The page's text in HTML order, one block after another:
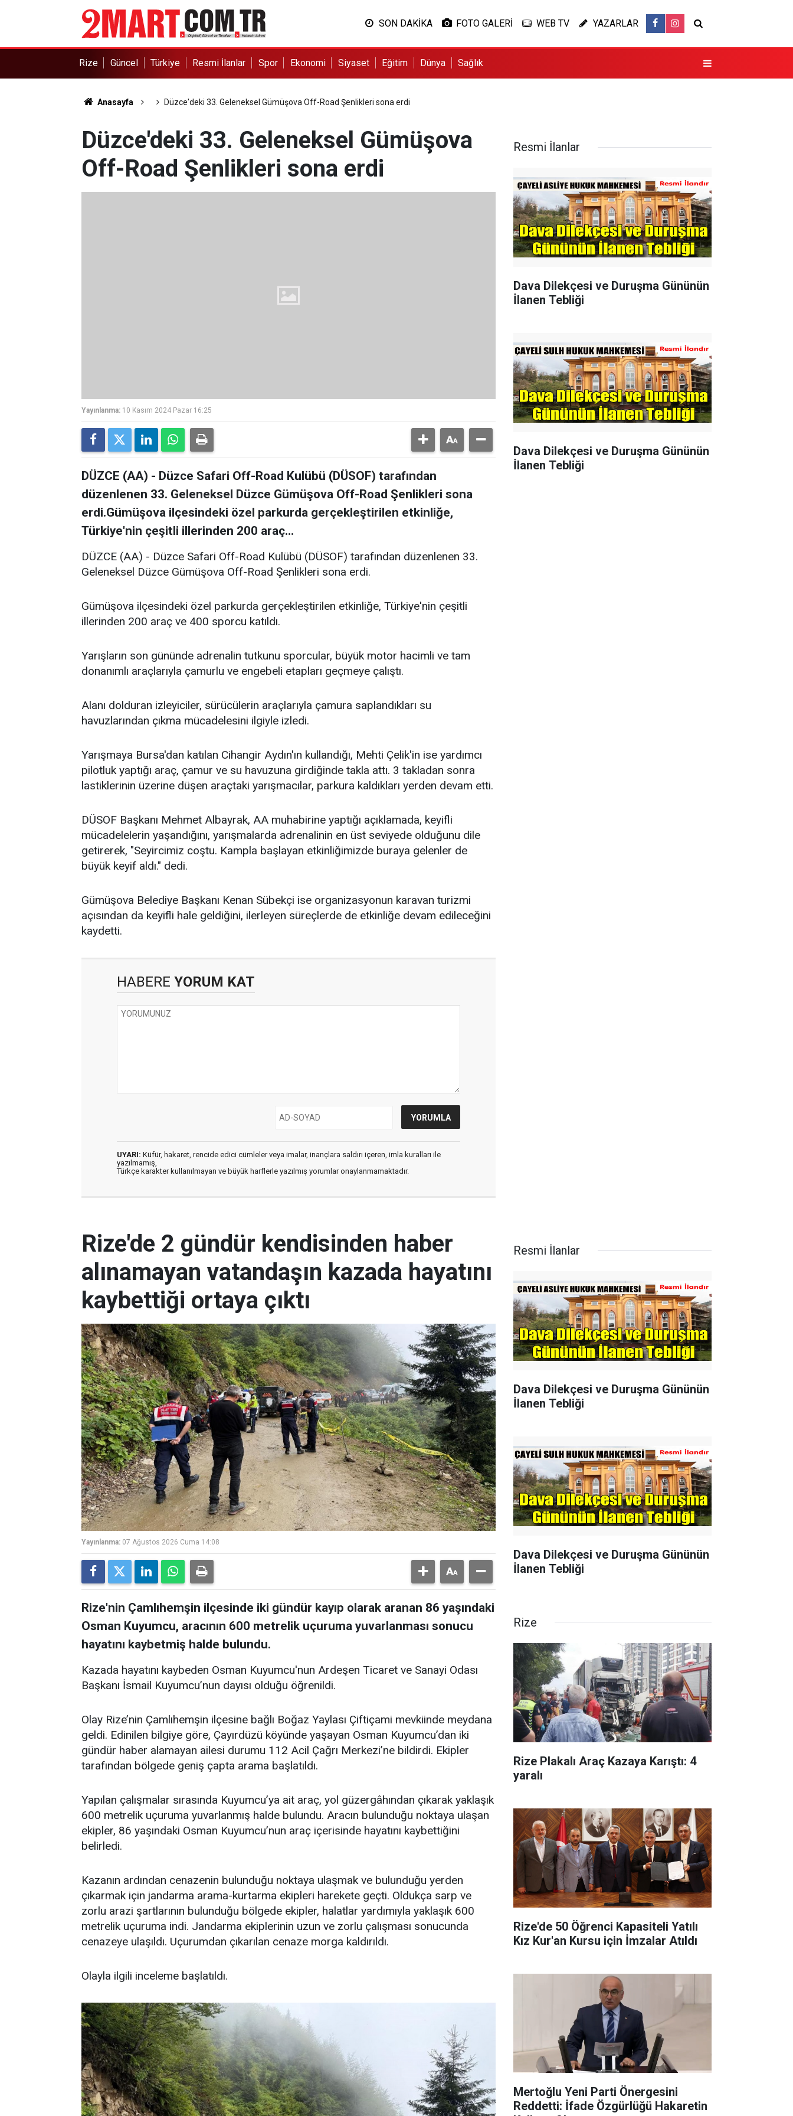
SON DAKİKA FOTO GALERİ WEB TV YAZARLAR
Rize Güncel Türkiye Resmi İlanlar Spor Ekonomi Siyaset Eğitim Dünya Sağlık
Anasayfa Düzce'deki 33. Geleneksel Gümüşova Off-Road Şenlikleri sona erdi
Düzce'deki 33. Geleneksel Gümüşova
Off-Road Şenlikleri sona erdi
Yayınlanma: 10 Kasım 2024 Pazar 16:25
DÜZCE (AA) - Düzce Safari Off-Road Kulübü (DÜSOF) tarafından
düzenlenen 33. Geleneksel Düzce Gümüşova Off-Road Şenlikleri sona
erdi.Gümüşova ilçesindeki özel parkurda gerçekleştirilen etkinliğe,
Türkiye'nin çeşitli illerinden 200 araç...
DÜZCE (AA) - Düzce Safari Off-Road Kulübü (DÜSOF) tarafından düzenlenen 33.
Geleneksel Düzce Gümüşova Off-Road Şenlikleri sona erdi.
Gümüşova ilçesindeki özel parkurda gerçekleştirilen etkinliğe, Türkiye'nin çeşitli
illerinden 200 araç ve 400 sporcu katıldı.
Yarışların son gününde adrenalin tutkunu sporcular, büyük motor hacimli ve tam
donanımlı araçlarıyla çamurlu ve engebeli etapları geçmeye çalıştı.
Alanı dolduran izleyiciler, sürücülerin araçlarıyla çamura saplandıkları su
havuzlarından çıkma mücadelesini ilgiyle izledi.
Yarışmaya Bursa'dan katılan Cihangir Aydın'ın kullandığı, Mehti Çelik'in ise yardımcı
pilotluk yaptığı araç, çamur ve su havuzuna girdiğinde takla attı. 3 takladan sonra
lastiklerinin üzerine düşen araçtaki yarışmacılar, parkura kaldıkları yerden devam etti.
DÜSOF Başkanı Mehmet Albayrak, AA muhabirine yaptığı açıklamada, keyifli
mücadelelerin yaşandığını, yarışmalarda adrenalinin en üst seviyede olduğunu dile
getirerek, "Seyircimiz coştu. Kampla başlayan etkinliğimizde buraya gelenler de
büyük keyif aldı." dedi.
Gümüşova Belediye Başkanı Kenan Sübekçi ise organizasyonun karavan turizmi
açısından da keyifli hale geldiğini, ilerleyen süreçlerde de etkinliğe devam edileceğini
kaydetti.
HABERE YORUM KAT
UYARI: Küfür, hakaret, rencide edici cümleler veya imalar, inançlara saldırı içeren, imla kuralları ile
yazılmamış,
Türkçe karakter kullanılmayan ve büyük harflerle yazılmış yorumlar onaylanmamaktadır.
Resmi İlanlar
Dava Dilekçesi ve Duruşma Gününün
İlanen Tebliği
Dava Dilekçesi ve Duruşma Gününün
İlanen Tebliği
Rize'de 2 gündür kendisinden haber
alınamayan vatandaşın kazada hayatını
kaybettiği ortaya çıktı
Yayınlanma: 07 Ağustos 2026 Cuma 14:08
Rize'nin Çamlıhemşin ilçesinde iki gündür kayıp olarak aranan 86 yaşındaki
Osman Kuyumcu, aracının 600 metrelik uçuruma yuvarlanması sonucu
hayatını kaybetmiş halde bulundu.
Kazada hayatını kaybeden Osman Kuyumcu'nun Ardeşen Ticaret ve Sanayi Odası
Başkanı İsmail Kuyumcu’nun dayısı olduğu öğrenildi.
Olay Rize’nin Çamlıhemşin ilçesine bağlı Boğaz Yaylası Çiftiçami mevkiinde meydana
geldi. Edinilen bilgiye göre, Çayırdüzü köyünde yaşayan Osman Kuyumcu’dan iki
gündür haber alamayan ailesi durumu 112 Acil Çağrı Merkezi’ne bildirdi. Ekipler
tarafından bölgede geniş çapta arama başlatıldı.
Yapılan çalışmalar sırasında Kuyumcu’ya ait araç, yol güzergâhından çıkarak yaklaşık
600 metrelik uçuruma yuvarlanmış halde bulundu. Aracın bulunduğu noktaya ulaşan
ekipler, 86 yaşındaki Osman Kuyumcu’nun araç içerisinde hayatını kaybettiğini
belirledi.
Kazanın ardından cenazenin bulunduğu noktaya ulaşmak ve bulunduğu yerden
çıkarmak için jandarma arama-kurtarma ekipleri harekete geçti. Oldukça sarp ve
zorlu arazi şartlarının bulunduğu bölgede ekipler, halatlar yardımıyla yaklaşık 600
metrelik uçuruma indi. Jandarma ekiplerinin uzun ve zorlu çalışması sonucunda
cenazeye ulaşıldı. Uçurumdan çıkarılan cenaze morga kaldırıldı.
Olayla ilgili inceleme başlatıldı.
Resmi İlanlar
Dava Dilekçesi ve Duruşma Gününün
İlanen Tebliği
Dava Dilekçesi ve Duruşma Gününün
İlanen Tebliği
Rize
Rize Plakalı Araç Kazaya Karıştı: 4
yaralı
Rize'de 50 Öğrenci Kapasiteli Yatılı
Kız Kur'an Kursu için İmzalar Atıldı
Mertoğlu Yeni Parti Önergesini
Reddetti: İfade Özgürlüğü Hakaretin